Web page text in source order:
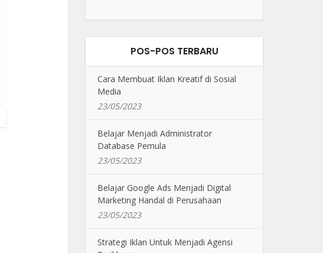
POS-POS TERBARU
Cara Membuat Iklan Kreatif di Sosial
Media
23/05/2023
Belajar Menjadi Administrator
Database Pemula
23/05/2023
Belajar Google Ads Menjadi Digital
Marketing Handal di Perusahaan
23/05/2023
Strategi Iklan Untuk Menjadi Agensi